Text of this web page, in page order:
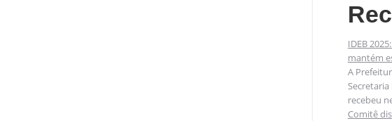
IDEB
mantém
A
recebeu
Comitê